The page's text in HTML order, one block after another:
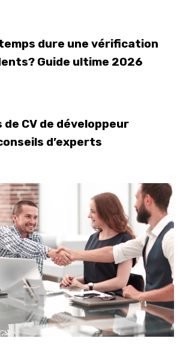
dure une vérification
Guide ultime 2026
de CV de développeur
d’experts